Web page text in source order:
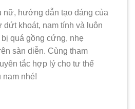
nữ, hướng dẫn tạo dáng của
dứt khoát, nam tính và luôn
bị quá gồng cứng, nhẹ
sàn diễn. Cùng tham
tắc hợp lý cho tư thế
nam nhé!